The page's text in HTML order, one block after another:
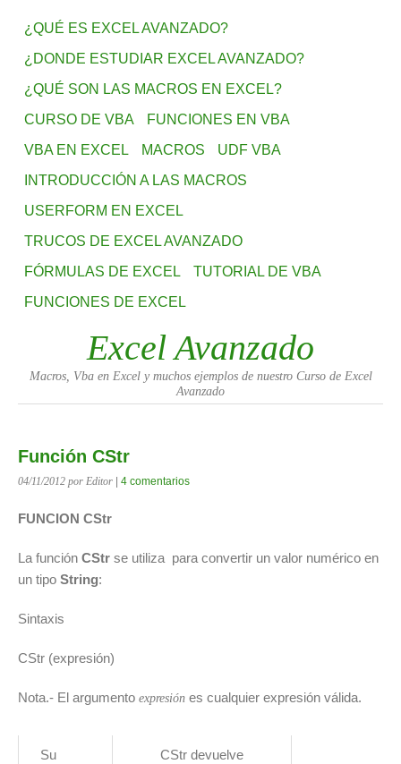
¿QUÉ ES EXCEL AVANZADO?
¿DONDE ESTUDIAR EXCEL AVANZADO?
¿QUÉ SON LAS MACROS EN EXCEL?
CURSO DE VBA
FUNCIONES EN VBA
VBA EN EXCEL
MACROS
UDF VBA
INTRODUCCIÓN A LAS MACROS
USERFORM EN EXCEL
TRUCOS DE EXCEL AVANZADO
FÓRMULAS DE EXCEL
TUTORIAL DE VBA
FUNCIONES DE EXCEL
Excel Avanzado
Macros, Vba en Excel y muchos ejemplos de nuestro Curso de Excel
Avanzado
Función CStr
04/11/2012 por Editor 4 comentarios
FUNCION CStr
La función CStr se utiliza para convertir un valor numérico en
un tipo String:
Sintaxis
CStr (expresión)
Nota.- El argumento expresión es cualquier expresión válida.
Su
CStr devuelve